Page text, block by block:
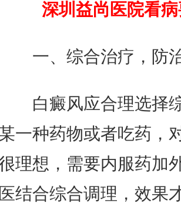
深圳益尚医院看
一、综合治疗，防
白癜风应合理选择综
一种药物或者吃药，
理想，需要内服药加
结合综合调理，效果